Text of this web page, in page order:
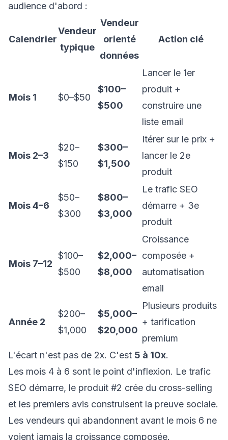
audience d'abord :
Calendrier
Vendeur
typique
Vendeur
orienté
données
Action clé
Mois 1 $0–$50
$100–
$500
Lancer le 1er
produit +
construire une
liste email
Mois 2–3
$20–
$150
$300–
$1,500
Itérer sur le prix +
lancer le 2e
produit
Mois 4–6
$50–
$300
$800–
$3,000
Le trafic SEO
démarre + 3e
produit
Mois 7–12
$100–
$500
$2,000–
$8,000
Croissance
composée +
automatisation
email
Année 2
$200–
$1,000
$5,000–
$20,000
Plusieurs produits
+ tarification
premium
L'écart n'est pas de 2x. C'est 5 à 10x.
Les mois 4 à 6 sont le point d'inflexion. Le trafic
SEO démarre, le produit #2 crée du cross-selling
et les premiers avis construisent la preuve sociale.
Les vendeurs qui abandonnent avant le mois 6 ne
voient jamais la croissance composée.